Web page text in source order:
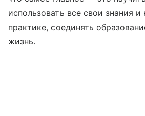
использовать все свои знания и
практике, соединять
жизнь.